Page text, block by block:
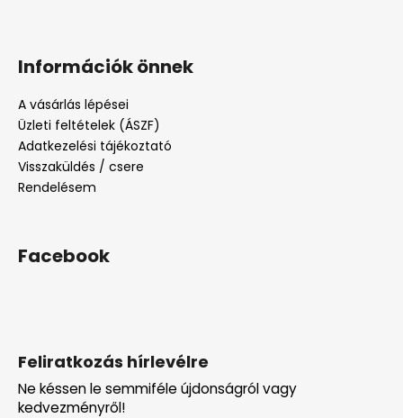
Feliratkozás hírlevélre
Ne késsen le semmiféle újdonságról vagy
kedvezményről!
Információk önnek
A vásárlás lépései
Üzleti feltételek (ÁSZF)
Adatkezelési tájékoztató
Visszaküldés / csere
Rendelésem
Facebook